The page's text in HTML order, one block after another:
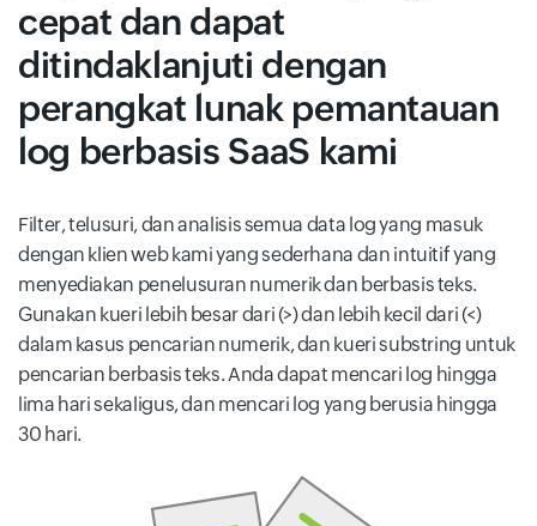
cepat dan dapat
ditindaklanjuti dengan
perangkat lunak pemantauan
log berbasis SaaS kami
Filter, telusuri, dan analisis semua data log yang masuk
dengan klien web kami yang sederhana dan intuitif yang
menyediakan penelusuran numerik dan berbasis teks.
Gunakan kueri lebih besar dari (>) dan lebih kecil dari (<)
dalam kasus pencarian numerik, dan kueri substring untuk
pencarian berbasis teks. Anda dapat mencari log hingga
lima hari sekaligus, dan mencari log yang berusia hingga
30 hari.